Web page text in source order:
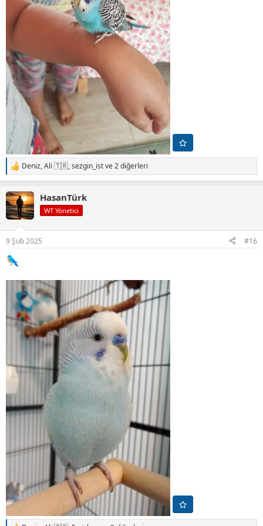
T
e
k
i
l
Deniz,Ali 🇹🇷,sezgin_istve 2 diğerleri
HasanTürk
WT Yönetici
9 Şub 2025 #16